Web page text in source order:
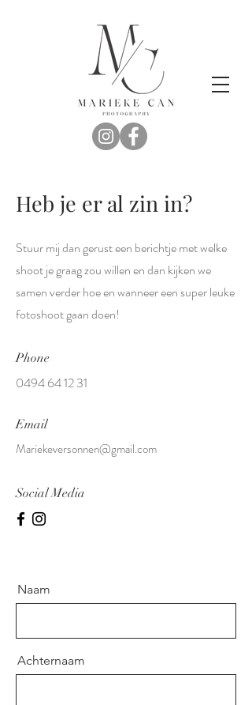
Heb je er al zin in?
Stuur mij dan gerust een berichtje met welke
shoot je graag zou willen en dan kijken we
samen verder hoe en wanneer een super leuke
fotoshoot gaan doen!
Phone
0494 64 12 31
Email
Mariekeversonnen@gmail.com
Social Media
Naam
Achternaam